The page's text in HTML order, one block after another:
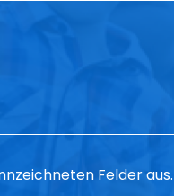
Felder aus.